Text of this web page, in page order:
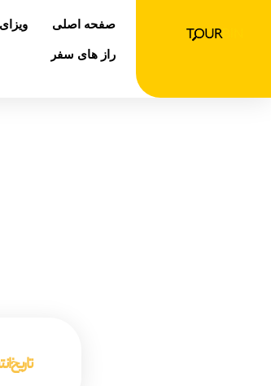
صفحه اصلی
راز های سفر
تاریخ